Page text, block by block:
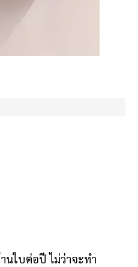
นใบต่อปี ไม่ว่าจะทำ